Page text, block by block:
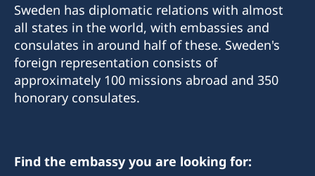
+972 4 864 31 65
Fax
+972 4 866 49 02
Haifa 31334
Fax
+972 (0)8 6347021
Consulte of Sweden
Mor Center 2nd floor
Honorary Consul
Sweden has diplomatic relations with almost
all states in the world, with embassies and
consulates in around half of these. Sweden's
foreign representation consists of
approximately 100 missions abroad and 350
honorary consulates.
Find the embassy you are looking for: